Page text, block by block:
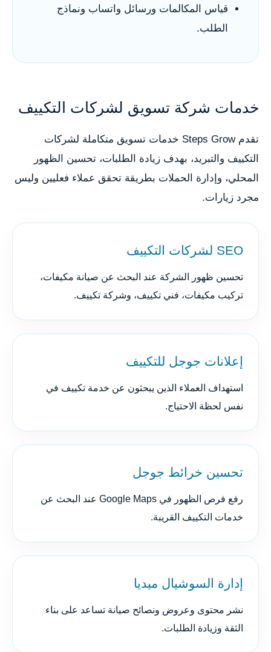
قياس المكالمات ورسائل واتساب ونماذج
الطلب.
خدمات شركة تسويق لشركات التكييف
تقدم Steps Grow خدمات تسويق متكاملة لشركات
التكييف والتبريد، بهدف زيادة الطلبات، تحسين الظهور
المحلي، وإدارة الحملات بطريقة تحقق عملاء فعليين وليس
مجرد زيارات.
SEO لشركات التكييف
تحسين ظهور الشركة عند البحث عن صيانة مكيفات،
تركيب مكيفات، فني تكييف، وشركة تكييف.
إعلانات جوجل للتكييف
استهداف العملاء الذين يبحثون عن خدمة تكييف في
نفس لحظة الاحتياج.
تحسين خرائط جوجل
رفع فرص الظهور في Google Maps عند البحث عن
خدمات التكييف القريبة.
إدارة السوشيال ميديا
نشر محتوى وعروض ونصائح صيانة تساعد على بناء
الثقة وزيادة الطلبات.